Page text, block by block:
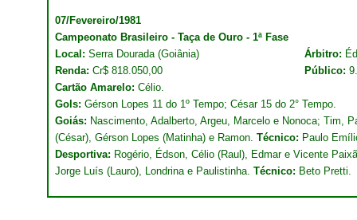
07/Fevereiro/1981
Campeonato Brasileiro - Taça de Ouro - 1ª Fase
Local: Serra Dourada (Goiânia) Árbitro:
Renda: Cr$ 818.050,00 Público:
Cartão Amarelo: Célio.
Gols: Gérson Lopes 11 do 1º Tempo; César 15 do 2° Tempo.
Goiás: Nascimento, Adalberto, Argeu, Marcelo e Nonoca; Tim,
(César), Gérson Lopes (Matinha) e Ramon. Técnico: Paulo
Desportiva: Rogério, Édson, Célio (Raul), Edmar e Vicente
Jorge Luís (Lauro), Londrina e Paulistinha. Técnico: Beto Pretti.